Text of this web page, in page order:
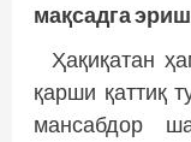
мақсадга
Ҳақиқатан
қарши қаттиқ
мансабдор